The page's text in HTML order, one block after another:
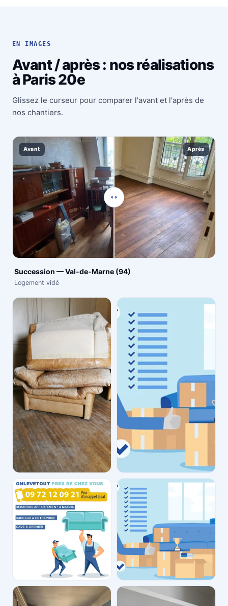
EN IMAGES
Avant / après : nos réalisations
à Paris 20e
Glissez le curseur pour comparer l'avant et l'après de
nos chantiers.
Avant Après
Succession — Val-de-Marne (94)
Logement vidé